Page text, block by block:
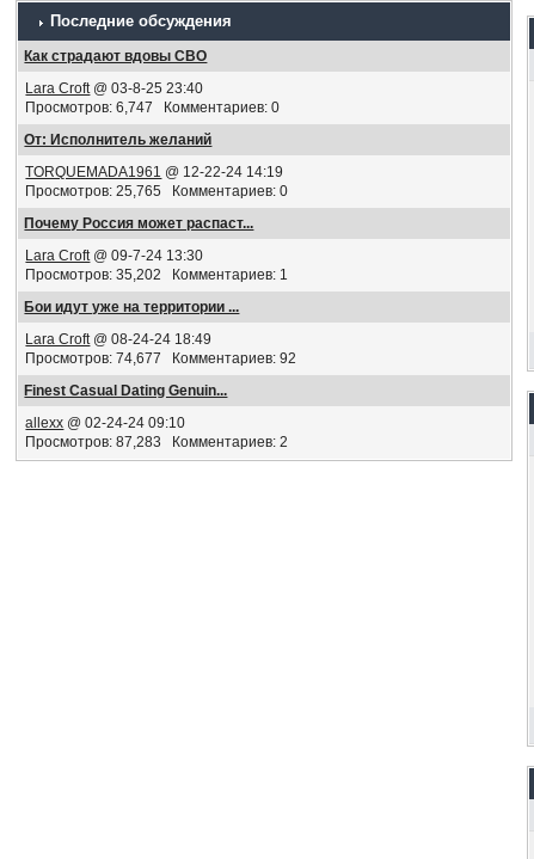
Последние обсуждения
Как страдают вдовы СВО
Lara Croft@ 03-8-25 23:40
Просмотров: 6,747 Комментариев: 0
От: Исполнитель желаний
TORQUEMADA1961 @ 12-22-24 14:19
Просмотров: 25,765 Комментариев: 0
Почему Россия может распаст...
Lara Croft@ 09-7-24 13:30
Просмотров: 35,202 Комментариев: 1
Бои идут уже на территории ...
Lara Croft@ 08-24-24 18:49
Просмотров: 74,677 Комментариев: 92
Finest Сasual Dating Genuin...
allexx @ 02-24-24 09:10
Просмотров: 87,283 Комментариев: 2